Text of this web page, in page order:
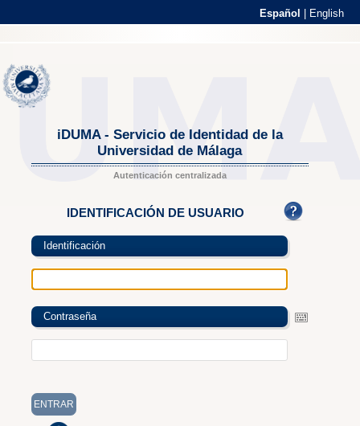
Español English
iDUMA - Servicio de Identidad de la
Universidad de Málaga
Autenticación centralizada
IDENTIFICACIÓN DE USUARIO
Identificación
Contraseña